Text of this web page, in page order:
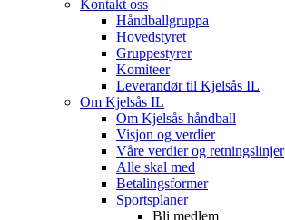
Kontakt oss
Håndballgruppa
Hovedstyret
Gruppestyrer
Komiteer
Leverandør til Kjelsås IL
Om Kjelsås IL
Om Kjelsås håndball
Visjon og verdier
Våre verdier og retningslinjer
Alle skal med
Betalingsformer
Sportsplaner
Bli medlem